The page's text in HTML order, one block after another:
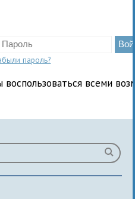
пароль?
воспользоваться всеми